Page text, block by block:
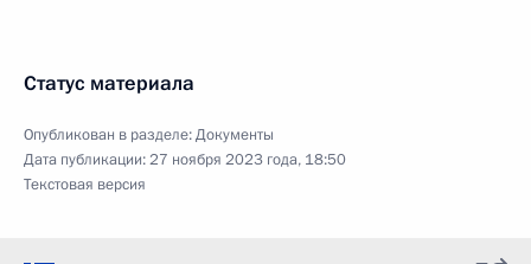
Статус материала
Опубликован в разделе:Документы
Дата публикации:27 ноября 2023 года, 18:50
Текстовая версия